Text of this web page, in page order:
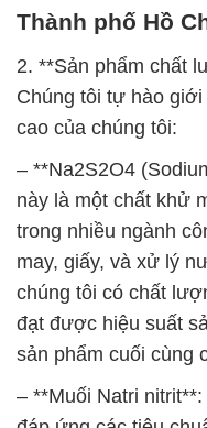
Thành phố Hồ
2. **Sản phẩm chất
Chúng tôi tự hào
cao của chúng tôi:
– **Na2S2O4
này là một chất khử
trong nhiều ngành
may, giấy, và xử lý
chúng tôi có chất
đạt được hiệu suất
sản phẩm cuối cùng
– **Muối Natri